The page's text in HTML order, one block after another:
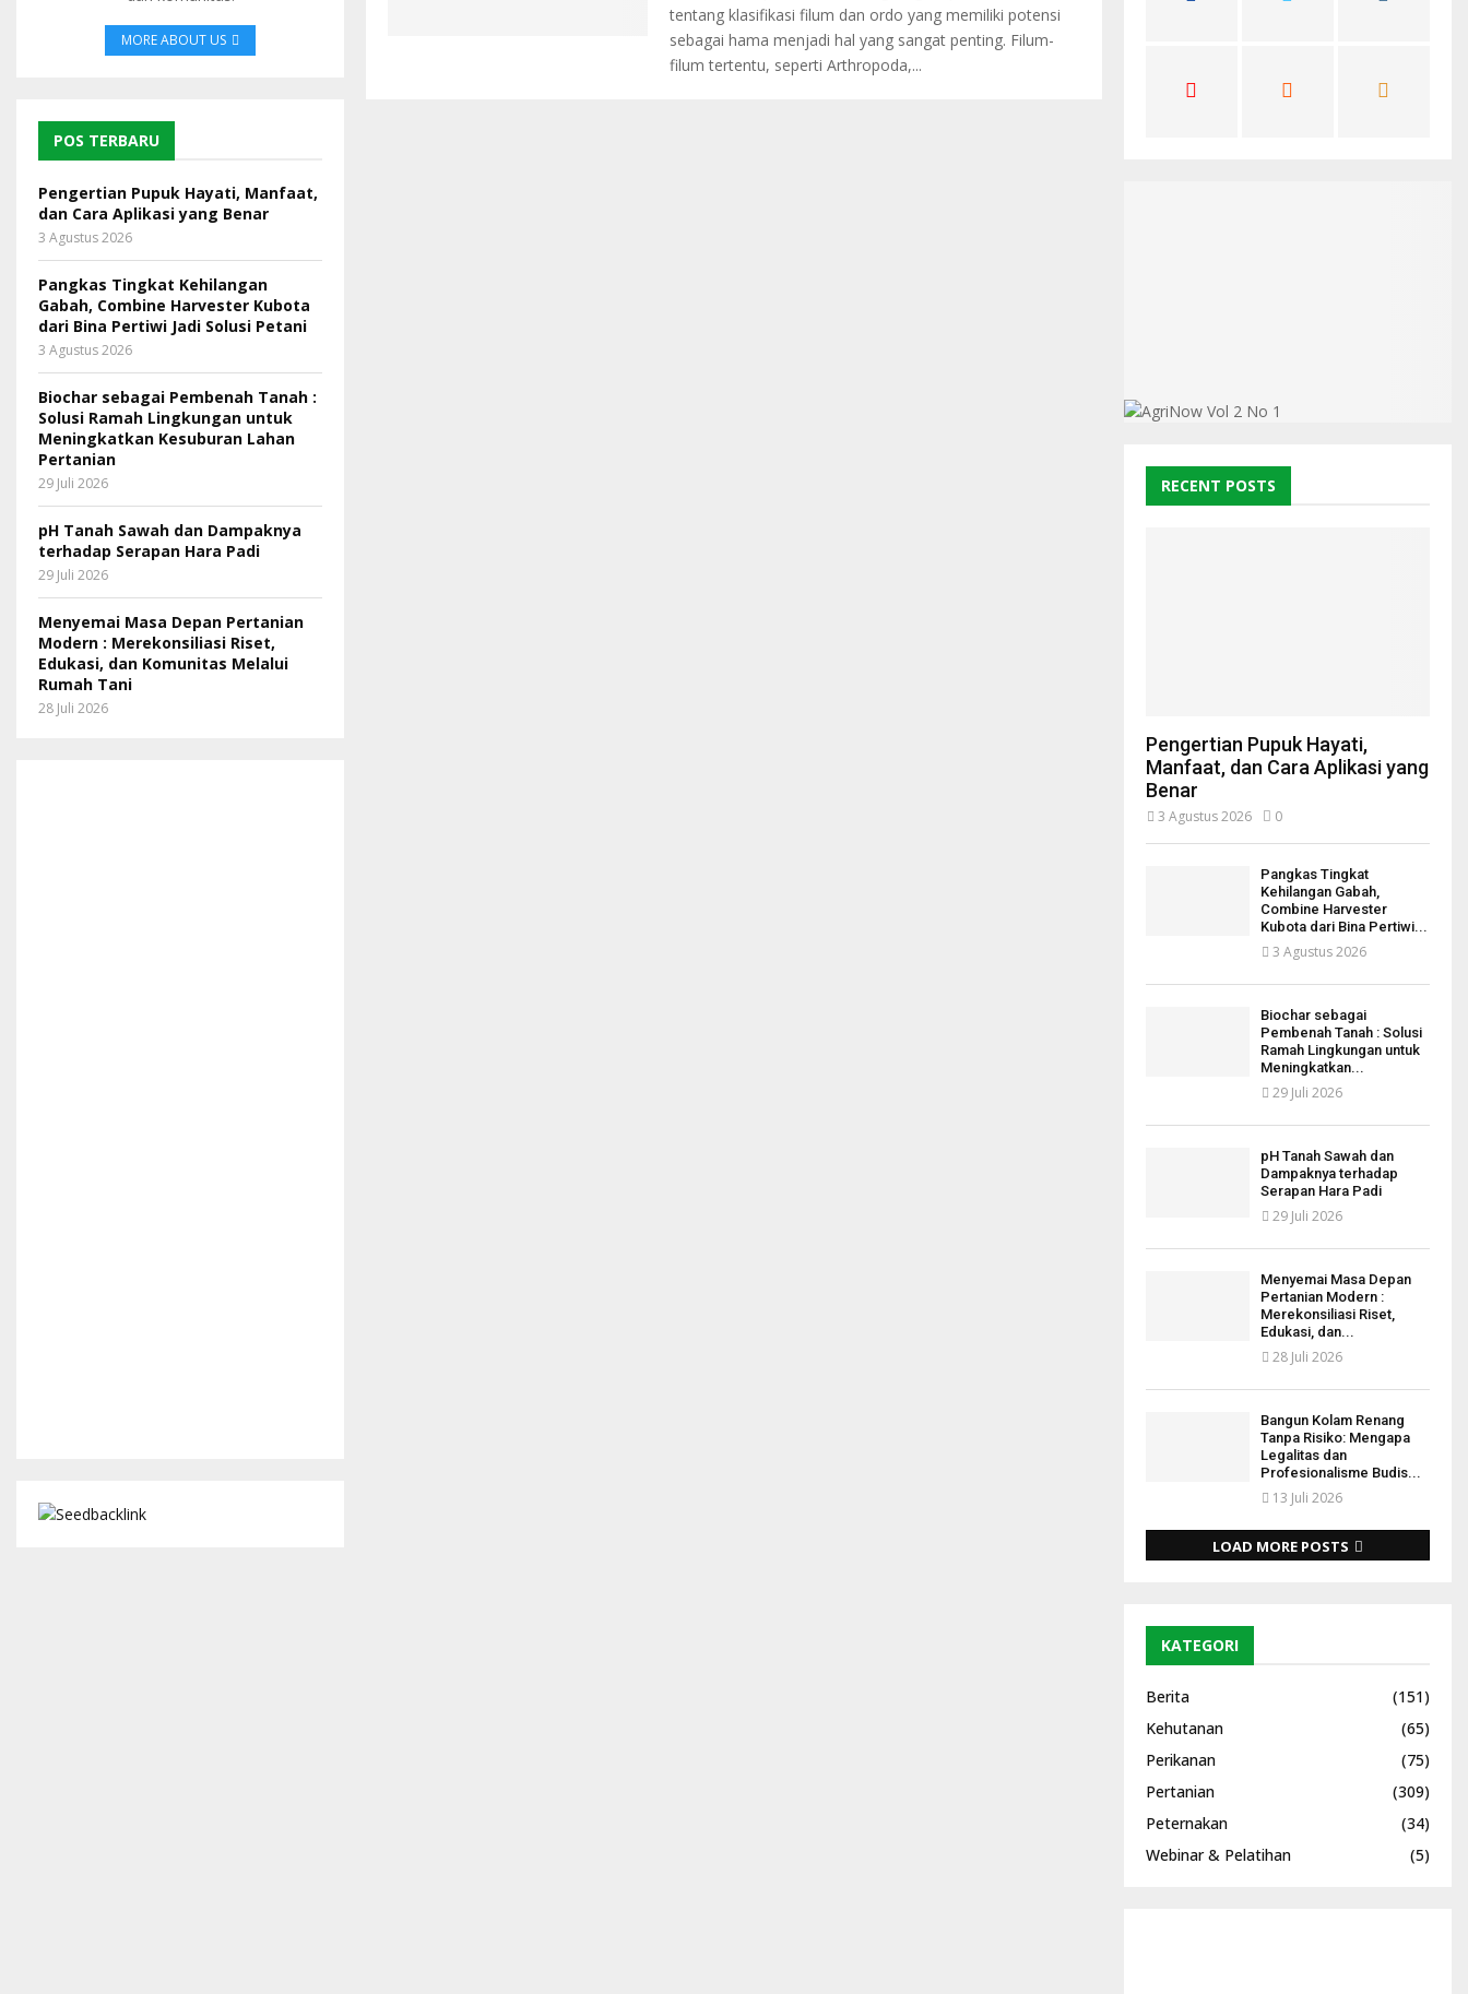
tentang klasifikasi filum dan ordo yang memiliki potensi
sebagai hama menjadi hal yang sangat penting. Filum-
filum tertentu, seperti Arthropoda,...
MORE ABOUT US
POS TERBARU
Pengertian Pupuk Hayati, Manfaat,
dan Cara Aplikasi yang Benar
3 Agustus 2026
Pangkas Tingkat Kehilangan
Gabah, Combine Harvester Kubota
dari Bina Pertiwi Jadi Solusi Petani
3 Agustus 2026
Biochar sebagai Pembenah Tanah :
Solusi Ramah Lingkungan untuk
Meningkatkan Kesuburan Lahan
Pertanian
29 Juli 2026
pH Tanah Sawah dan Dampaknya
terhadap Serapan Hara Padi
29 Juli 2026
Menyemai Masa Depan Pertanian
Modern : Merekonsiliasi Riset,
Edukasi, dan Komunitas Melalui
Rumah Tani
28 Juli 2026
RECENT POSTS
Pengertian Pupuk Hayati,
Manfaat, dan Cara Aplikasi yang
Benar
3 Agustus 2026 0
Pangkas Tingkat
Kehilangan Gabah,
Combine Harvester
Kubota dari Bina Pertiwi...
3 Agustus 2026
Biochar sebagai
Pembenah Tanah : Solusi
Ramah Lingkungan untuk
Meningkatkan...
29 Juli 2026
pH Tanah Sawah dan
Dampaknya terhadap
Serapan Hara Padi
29 Juli 2026
Menyemai Masa Depan
Pertanian Modern :
Merekonsiliasi Riset,
Edukasi, dan...
28 Juli 2026
Bangun Kolam Renang
Tanpa Risiko: Mengapa
Legalitas dan
Profesionalisme Budis...
13 Juli 2026
LOAD MORE POSTS
KATEGORI
Berita
(151)
Kehutanan
(65)
Perikanan
(75)
Pertanian
(309)
Peternakan
(34)
Webinar & Pelatihan
(5)